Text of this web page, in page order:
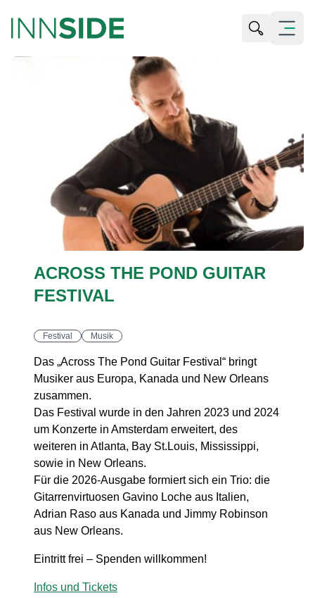
Suche
Menü
ACROSS THE POND GUITAR
FESTIVAL
Festival Musik
Das „Across The Pond Guitar Festival“ bringt
Musiker aus Europa, Kanada und New Orleans
zusammen.
Das Festival wurde in den Jahren 2023 und 2024
um Konzerte in Amsterdam erweitert, des
weiteren in Atlanta, Bay St.Louis, Mississippi,
sowie in New Orleans.
Für die 2026-Ausgabe formiert sich ein Trio: die
Gitarrenvirtuosen Gavino Loche aus Italien,
Adrian Raso aus Kanada und Jimmy Robinson
aus New Orleans.
Eintritt frei – Spenden willkommen!
Infos und Tickets